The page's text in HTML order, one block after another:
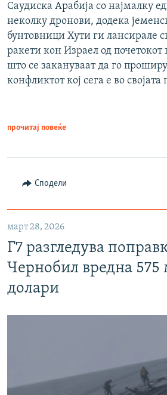
Саудиска Арабија со најмалку
неколку дронови, додека
бунтовници Хути ги лансирале
ракети кон Израел од почетокот
што се закануваат да го
конфликтот кој сега е во својата
прочитај повеќе
Сподели
март 28, 2026
Г7 разгледува
Чернобил вредна
долари